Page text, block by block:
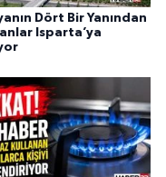
Dört Bir Yanından
Isparta’ya